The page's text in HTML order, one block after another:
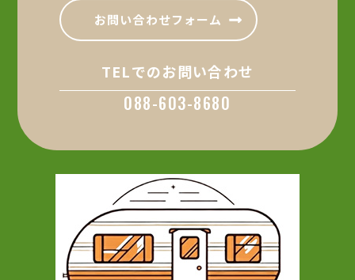
お問い合わせフォーム
TELでのお問い合わせ
088-603-8680